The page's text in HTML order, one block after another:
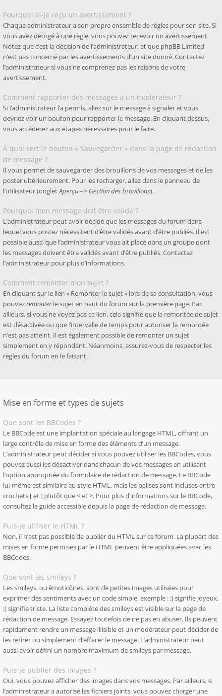
Pourquoi ai-je reçu un avertissement ?
Chaque administrateur a son propre ensemble de règles pour son site. Si
vous avez dérogé à une règle, vous pouvez recevoir un avertissement.
Notez que c’est la décision de l’administrateur, et que phpBB Limited
n’est pas concerné par les avertissements d’un site donné. Contactez
l’administrateur si vous ne comprenez pas les raisons de votre
avertissement.
Comment rapporter des messages à un modérateur ?
Si l’administrateur l’a permis, allez sur le message à signaler et vous
devriez voir un bouton pour rapporter le message. En cliquant dessus,
vous accéderez aux étapes nécessaires pour le faire.
À quoi sert le bouton « Sauvegarder » dans la page de rédaction
de message ?
Il vous permet de sauvegarder des brouillons de vos messages et de les
poster ultérieurement. Pour les recharger, allez dans le panneau de
l’utilisateur (ongletAperçu --> Gestion des brouillons).
Pourquoi mon message doit être validé ?
L’administrateur peut avoir décidé que les messages du forum dans
lequel vous postez nécessitent d’être validés avant d’être publiés. Il est
possible aussi que l’administrateur vous ait placé dans un groupe dont
les messages doivent être validés avant d’être publiés. Contactez
l’administrateur pour plus d’informations.
Comment remonter mon sujet ?
En cliquant sur le lien « Remonter le sujet » lors de sa consultation, vous
pouvezremonterle sujet en haut du forum sur la première page. Par
ailleurs, si vous ne voyez pas ce lien, cela signifie que la remontée de sujet
est désactivée ou que l’intervalle de temps pour autoriser la remontée
n’est pas atteint. Il est également possible de remonter un sujet
simplement en y répondant. Néanmoins, assurez-vous de respecter les
règles du forum en le faisant.
Mise en forme et types de sujets
Que sont les BBCodes ?
Le BBCode est une implantation spéciale au langage HTML, offrant un
large contrôle de mise en forme des éléments d’un message.
L’administrateur peut décider si vous pouvez utiliser les BBCodes, vous
pouvez aussi les désactiver dans chacun de vos messages en utilisant
l’option appropriée du formulaire de rédaction de message. Le BBCode
lui-même est similaire au style HTML, mais les balises sont incluses entre
crochets [ et ] plutôt que < et >. Pour plus d’informations sur le BBCode,
consultez le guide accessible depuis la page de rédaction de message.
Puis-je utiliser le HTML ?
Non, il n’est pas possible de publier du HTML sur ce forum. La plupart des
mises en forme permises par le HTML peuvent être appliquées avec les
BBCodes.
Que sont les smileys ?
Les smileys, ou émoticônes, sont de petites images utilisées pour
exprimer des sentiments avec un code simple, exemple : :) signifie joyeux,
:( signifie triste. La liste complète des smileys est visible sur la page de
rédaction de message. Essayez toutefois de ne pas en abuser. Ils peuvent
rapidement rendre un message illisible et un modérateur peut décider de
les retirer ou simplement d’effacer le message. L’administrateur peut
aussi avoir défini un nombre maximum de smileys par message.
Puis-je publier des images ?
Oui, vous pouvez afficher des images dans vos messages. Par ailleurs, si
l’administrateur a autorisé les fichiers joints, vous pouvez charger une